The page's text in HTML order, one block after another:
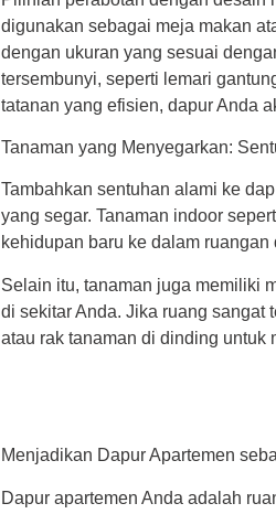
digunakan sebagai meja makan
dengan ukuran yang sesuai
tersembunyi, seperti lemari
tatanan yang efisien, dapur Anda
Tanaman yang Menyegarkan:
Tambahkan sentuhan alami ke
yang segar. Tanaman indoor
kehidupan baru ke dalam
Selain itu, tanaman juga memiliki
di sekitar Anda. Jika ruang sangat
atau rak tanaman di dinding untuk
Menjadikan Dapur Apartemen
Dapur apartemen Anda adalah